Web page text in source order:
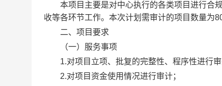
本项目主要是对中心执行的各类项目进行合规
收等各环节工作。本次计划需审计的项目数量为
二、项目要求
（一）服务事项
1.对项目立项、批复的完整性、程序性进行审
2.对项目资金使用情况进行审计；